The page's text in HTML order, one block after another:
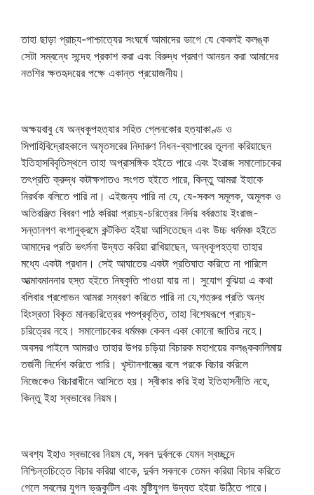
তাহা ছাড়া প্রাচ্য-পাশ্চাত্যের সংঘর্ষে আমাদের ভাগে যে কেবলই কলঙ্ক
সেটা সম্বন্ধে সন্দেহ প্রকাশ করা এবং বিরুদ্ধ প্রমাণ আনয়ন করা আমাদের
নতশির ক্ষতহৃদয়ের পক্ষে একান্ত প্রয়োজনীয়।
অক্ষয়বাবু যে অন্ধকূপহত্যার সহিত গ্লেনকোর হত্যাকাণ্ড ও
সিপাহিবিদ্রোহকালে অমৃতসরের নিদারুণ নিধন-ব্যাপারের তুলনা করিয়াছেন
ইতিহাসবিবৃতিস্থলে তাহা অপ্রাসঙ্গিক হইতে পারে এবং ইংরাজ সমালোচকের
তৎপ্রতি ক্রুদ্ধ কটাক্ষপাতও সংগত হইতে পারে, কিন্তু আমরা ইহাকে
নিরর্থক বলিতে পারি না। এইজন্য পারি না যে, যে-সকল সমূলক, অমূলক ও
অতিরঞ্জিত বিবরণ পাঠ করিয়া প্রাচ্য-চরিত্রের নির্দয় বর্বরতায় ইংরাজ-
সন্তানগণ বংশানুক্রমে কন্টকিত হইয়া আসিতেছেন এবং উচ্চ ধর্মমঞ্চ হইতে
আমাদের প্রতি ভৎর্সনা উদ্যত করিয়া রাখিয়াছেন, অন্ধকূপহত্যা তাহার
মধ্যে একটা প্রধান। সেই আঘাতের একটা প্রতিঘাত করিতে না পারিলে
আত্মাবমাননার হস্ত হইতে নিষ্কৃতি পাওয়া যায় না। সুযোগ বুঝিয়া এ কথা
বলিবার প্রলোভন আমরা সম্বরণ করিতে পারি না যে,শত্রুর প্রতি অন্ধ
হিংস্রতা বিকৃত মানবচরিত্রের পশুপ্রবৃত্তি, তাহা বিশেষরূপে প্রাচ্য-
চরিত্রের নহে। সমালোচকের ধর্মমঞ্চ কেবল একা কোনো জাতির নহে।
অবসর পাইলে আমরাও তাহার উপর চড়িয়া বিচারক মহাশয়ের কলঙ্ককালিমায়
তর্জনী নির্দেশ করিতে পারি। খৃস্টানশাস্ত্রে বলে পরকে বিচার করিলে
নিজেকেও বিচারাধীনে আসিতে হয়। স্বীকার করি ইহা ইতিহাসনীতি নহে,
কিন্তু ইহা স্বভাবের নিয়ম।
অবশ্য ইহাও স্বভাবের নিয়ম যে, সবল দুর্বলকে যেমন স্বচ্ছন্দে
নিশ্চিন্তচিত্তে বিচার করিয়া থাকে, দুর্বল সবলকে তেমন করিয়া বিচার করিতে
গেলে সবলের যুগল ভ্রূকুটিল এবং মুষ্টিযুগল উদ্যত হইয়া উঠিতে পারে।